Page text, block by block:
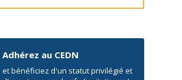
Adhérez au CEDN
et bénéficiez d'un statut privilégié et